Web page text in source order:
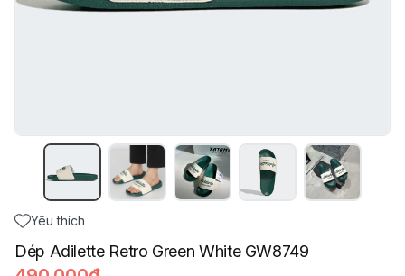
Yêu thích
Dép Adilette Retro Green White GW8749